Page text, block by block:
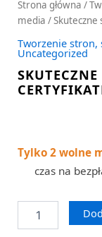
Strona główna /
media / Skuteczne
Tworzenie
Uncategorized
Tylko 2 wolne
czas na